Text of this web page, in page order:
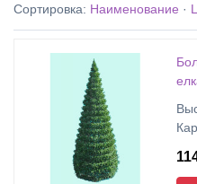
Сортировка: Наименование ·